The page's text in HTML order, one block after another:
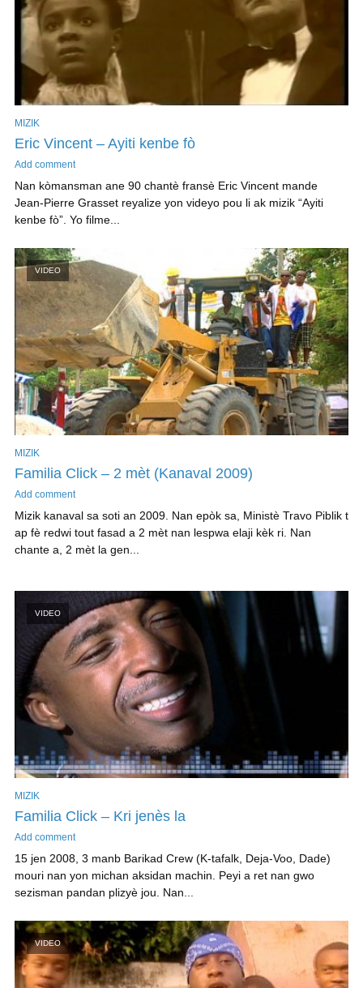
MIZIK
Eric Vincent – Ayiti kenbe fò
Add comment
Nan kòmansman ane 90 chantè fransè Eric Vincent mande
Jean-Pierre Grasset reyalize yon videyo pou li ak mizik “Ayiti
kenbe fò”. Yo filme...
VIDEO
MIZIK
Familia Click – 2 mèt (Kanaval 2009)
Add comment
Mizik kanaval sa soti an 2009. Nan epòk sa, Ministè Travo Piblik t
ap fè redwi tout fasad a 2 mèt nan lespwa elaji kèk ri. Nan
chante a, 2 mèt la gen...
VIDEO
MIZIK
Familia Click – Kri jenès la
Add comment
15 jen 2008, 3 manb Barikad Crew (K-tafalk, Deja-Voo, Dade)
mouri nan yon michan aksidan machin. Peyi a ret nan gwo
sezisman pandan plizyè jou. Nan...
VIDEO